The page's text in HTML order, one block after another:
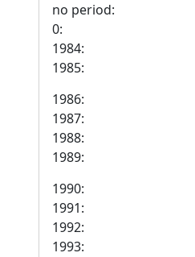
no period:
0:
1984:
1985:
1986:
1987:
1988:
1989:
1990:
1991:
1992:
1993: